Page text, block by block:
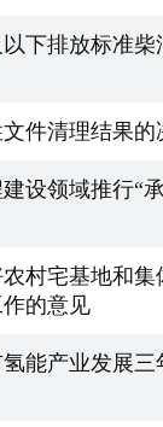
下排放标准
件清理结果的
设领域推行“
村宅基地和
作的意见
能产业发展三